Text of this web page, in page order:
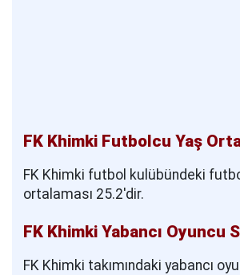
FK Khimki Futbolcu Yaş
FK Khimki futbol kulübündeki
ortalaması 25.2'dir.
FK Khimki Yabancı Oyuncu
FK Khimki takımındaki yabancı